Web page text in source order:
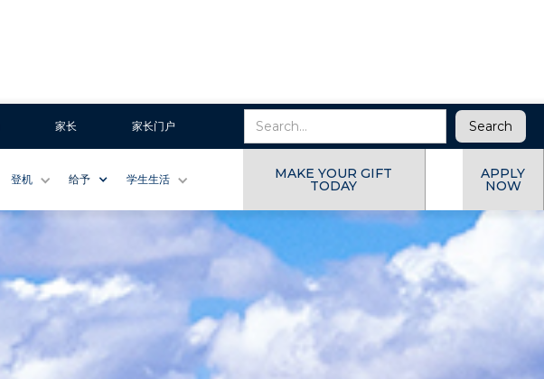
家长 家长门户
登机 给予 学生生活 MAKE YOUR GIFT
TODAY
APPLY
NOW